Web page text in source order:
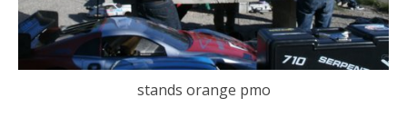
stands orange pmo